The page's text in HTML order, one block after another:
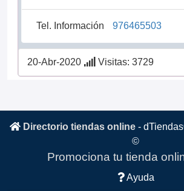
Tel. Información 976465503
20-Abr-2020 Visitas: 3729
Directorio tiendas online -
©
Promociona tu tienda
Ayuda